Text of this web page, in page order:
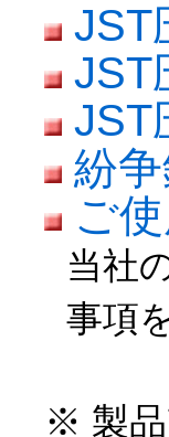
JST
JST
JST
紛
ご
当社
事項
※ 製品